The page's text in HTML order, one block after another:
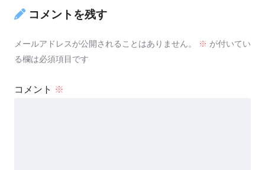
コメントを残す
メールアドレスが公開されることはありません。 ※ が付いてい
る欄は必須項目です
コメント ※